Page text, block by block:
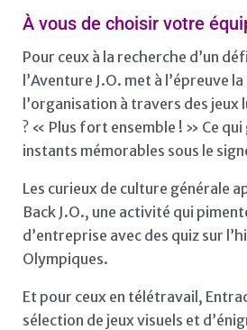
À vous de choisir votre
Pour ceux à la recherche d’un
l’Aventure J.O. met à l’épreuve
l’organisation à travers des jeux
? « Plus fort ensemble ! » Ce
instants mémorables sous le
Les curieux de culture générale
Back J.O., une activité qui
d’entreprise avec des quiz sur
Olympiques.
Et pour ceux en télétravail,
sélection de jeux visuels et